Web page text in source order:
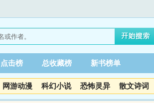
点击榜 总收藏榜 新书榜单
网游动漫 科幻小说 恐怖灵异 散文诗词